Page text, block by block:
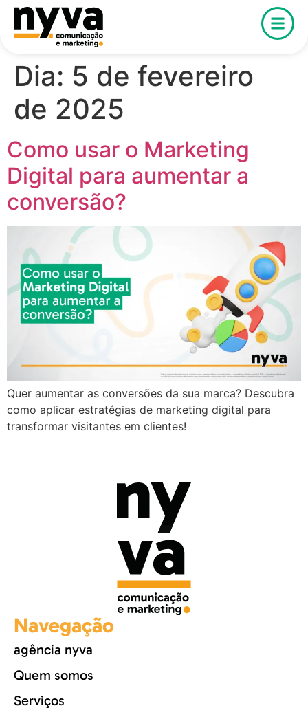
Dia: 5 de fevereiro
de 2025
Como usar o Marketing
Digital para aumentar a
conversão?
Quer aumentar as conversões da sua marca? Descubra
como aplicar estratégias de marketing digital para
transformar visitantes em clientes!
Navegação
agência nyva
Quem somos
Serviços